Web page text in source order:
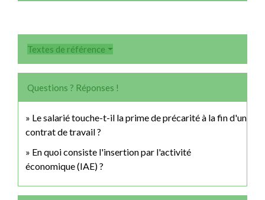
Textes de référence
Questions ? Réponses !
Le salarié touche-t-il la prime de précarité à la fin d'un
contrat de travail ?
En quoi consiste l'insertion par l'activité
économique (IAE) ?